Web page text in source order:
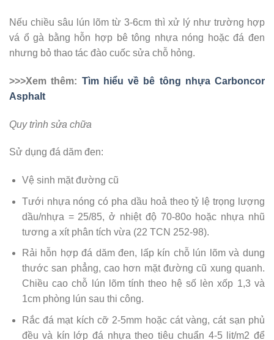
Nếu chiều sâu lún lõm từ 3-6cm thì xử lý như trường hợp
vá ổ gà bằng hỗn hợp bê tông nhựa nóng hoặc đá đen
nhưng bỏ thao tác đào cuốc sửa chỗ hỏng.
>>>Xem thêm: Tìm hiểu về bê tông nhựa Carboncor
Asphalt
Quy trình sửa chữa
Sử dụng đá dăm đen:
Vệ sinh mặt đường cũ
Tưới nhựa nóng có pha dầu hoả theo tỷ lệ trọng lượng
dầu/nhựa = 25/85, ở nhiệt độ 70-80o hoặc nhựa nhũ
tương a xít phân tích vừa (22 TCN 252-98).
Rải hỗn hợp đá dăm đen, lấp kín chỗ lún lõm và dung
thước san phẳng, cao hơn mặt đường cũ xung quanh.
Chiều cao chỗ lún lõm tính theo hệ số lèn xốp 1,3 và
1cm phòng lún sau thi công.
Rắc đá mạt kích cỡ 2-5mm hoặc cát vàng, cát sạn phủ
đều và kín lớp đá nhựa theo tiêu chuẩn 4-5 lit/m2 để